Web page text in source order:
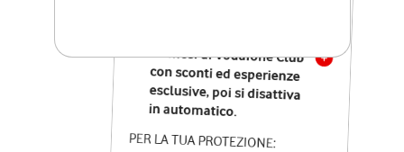
12 mesi di Vodafone Club
con sconti ed esperienze
esclusive, poi si disattiva
in automatico.
PER LA TUA PROTEZIONE: